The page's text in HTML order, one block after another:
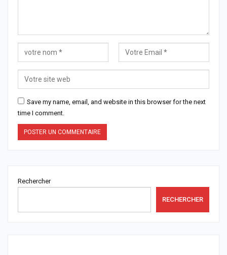
Save my name, email, and website in this browser for the next
time I comment.
Rechercher
RECHERCHER